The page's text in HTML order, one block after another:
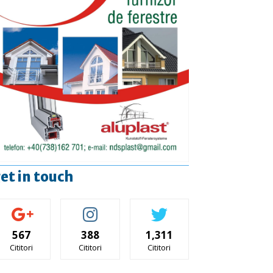
in touch
567
Cititori
388
Cititori
1,311
Cititori